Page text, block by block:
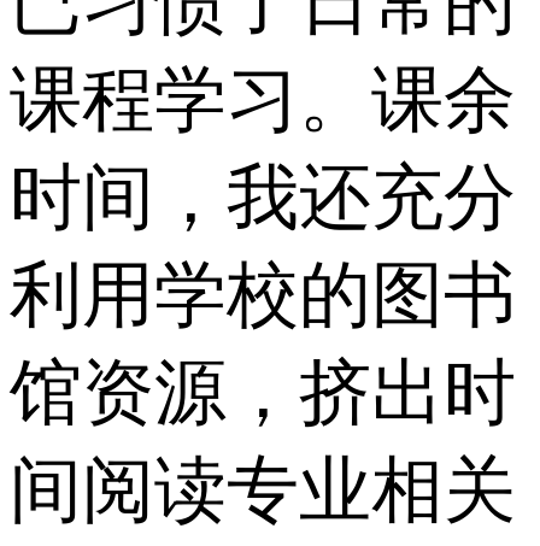
课程学习。课余
时间，我还充分
利用学校的图书
馆资源，挤出时
间阅读专业相关